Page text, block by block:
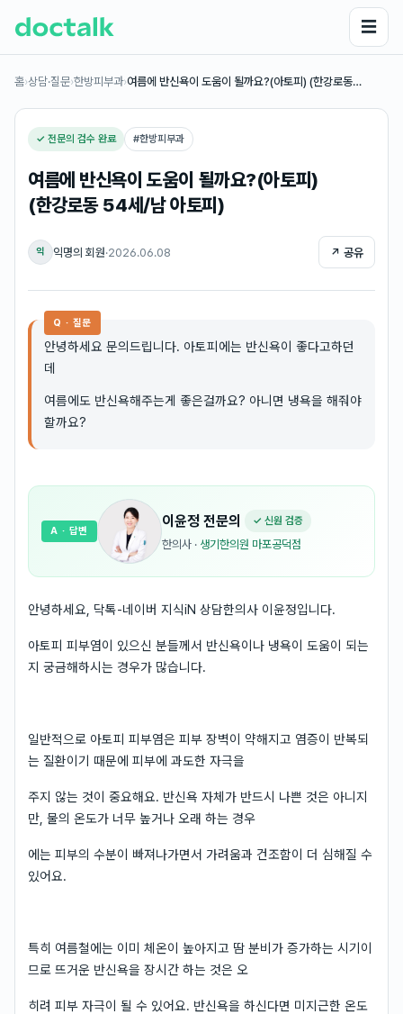
☰
홈›상담·질문›한방피부과›여름에 반신욕이 도움이 될까요?(아토피) (한강로동…
✓ 전문의 검수 완료 #한방피부과
여름에 반신욕이 도움이 될까요?(아토피)
(한강로동 54세/남 아토피)
익 익명의 회원·2026.06.08 ↗ 공유
Q · 질문
안녕하세요 문의드립니다. 아토피에는 반신욕이 좋다고하던
데
여름에도 반신욕해주는게 좋은걸까요? 아니면 냉욕을 해줘야
할까요?
이윤정 전문의 ✓ 신원 검증
한의사 · 생기한의원 마포공덕점
A · 답변
안녕하세요, 닥톡-네이버 지식iN 상담한의사 이윤정입니다.
아토피 피부염이 있으신 분들께서 반신욕이나 냉욕이 도움이 되는
지 궁금해하시는 경우가 많습니다.
일반적으로 아토피 피부염은 피부 장벽이 약해지고 염증이 반복되
는 질환이기 때문에 피부에 과도한 자극을
주지 않는 것이 중요해요. 반신욕 자체가 반드시 나쁜 것은 아니지
만, 물의 온도가 너무 높거나 오래 하는 경우
에는 피부의 수분이 빠져나가면서 가려움과 건조함이 더 심해질 수
있어요.
특히 여름철에는 이미 체온이 높아지고 땀 분비가 증가하는 시기이
므로 뜨거운 반신욕을 장시간 하는 것은 오
히려 피부 자극이 될 수 있어요. 반신욕을 하신다면 미지근한 온도